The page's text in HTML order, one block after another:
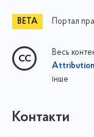
Портал
Весь
Attribution
інше
Контакти